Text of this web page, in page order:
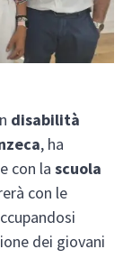
disabilità
, ha
con la scuola
con le
dei giovani